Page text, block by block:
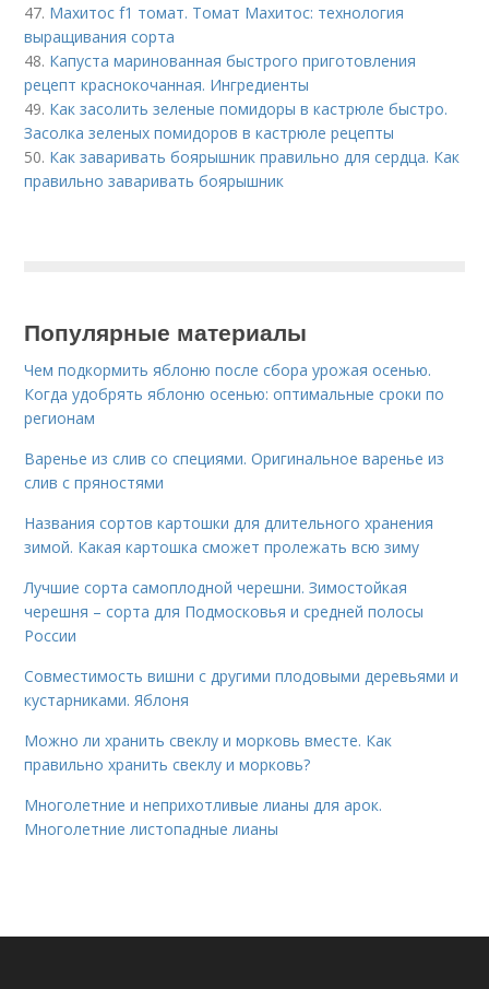
47. Махитос f1 томат. Томат Махитос: технология
выращивания сорта
48. Капуста маринованная быстрого приготовления
рецепт краснокочанная. Ингредиенты
49. Как засолить зеленые помидоры в кастрюле быстро.
Засолка зеленых помидоров в кастрюле рецепты
50. Как заваривать боярышник правильно для сердца. Как
правильно заваривать боярышник
Популярные материалы
Чем подкормить яблоню после сбора урожая осенью.
Когда удобрять яблоню осенью: оптимальные сроки по
регионам
Варенье из слив со специями. Оригинальное варенье из
слив с пряностями
Названия сортов картошки для длительного хранения
зимой. Какая картошка сможет пролежать всю зиму
Лучшие сорта самоплодной черешни. Зимостойкая
черешня – сорта для Подмосковья и средней полосы
России
Совместимость вишни с другими плодовыми деревьями и
кустарниками. Яблоня
Можно ли хранить свеклу и морковь вместе. Как
правильно хранить свеклу и морковь?
Многолетние и неприхотливые лианы для арок.
Многолетние листопадные лианы